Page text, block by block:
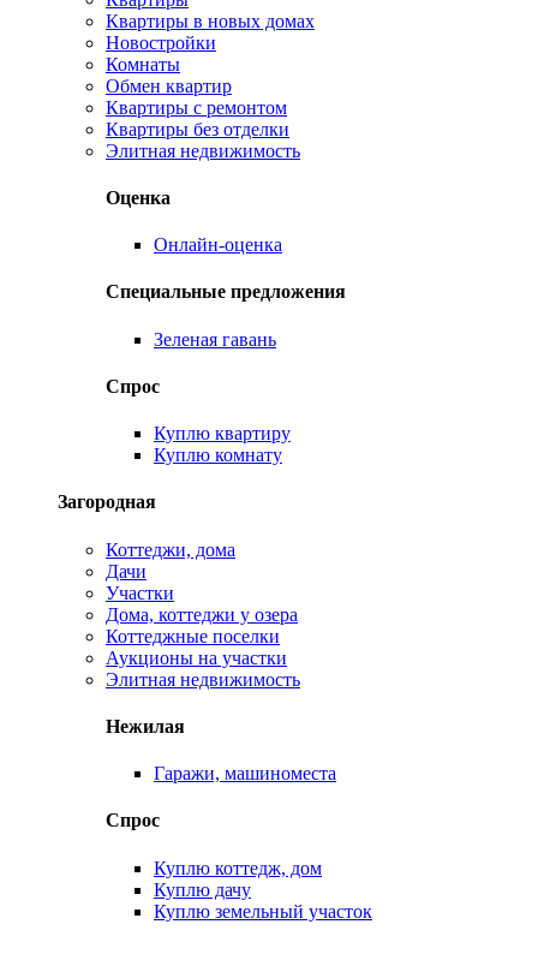
Квартиры в новых домах
Новостройки
Комнаты
Обмен квартир
Квартиры с ремонтом
Квартиры без отделки
Элитная недвижимость
Оценка
Онлайн-оценка
Специальные предложения
Зеленая гавань
Спрос
Куплю квартиру
Куплю комнату
Загородная
Коттеджи, дома
Дачи
Участки
Дома, коттеджи у озера
Коттеджные поселки
Аукционы на участки
Элитная недвижимость
Нежилая
Гаражи, машиноместа
Спрос
Куплю коттедж, дом
Куплю дачу
Куплю земельный участок